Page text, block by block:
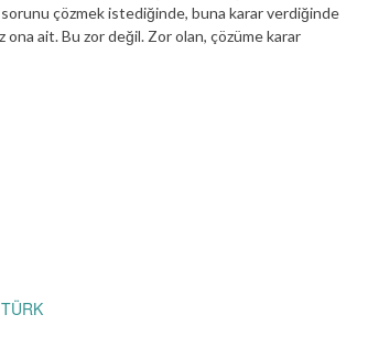
çözmek istediğinde, buna karar verdiğinde
ona ait. Bu zor değil. Zor olan, çözüme karar